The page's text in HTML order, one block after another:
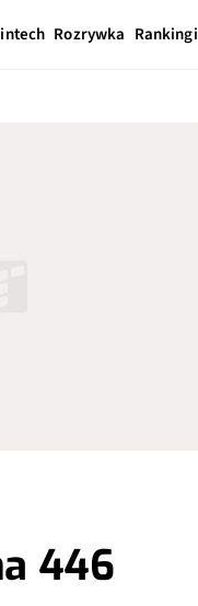
Rozrywka Rankingi
446